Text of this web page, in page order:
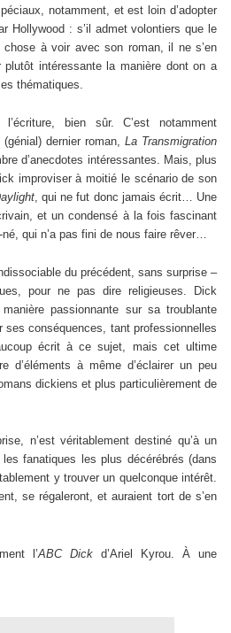
notamment, et est loin d’adopter
Hollywood : s’il admet volontiers que le
chose à voir avec son roman, il ne s’en
intéressante la manière dont on a
thématiques.
bien sûr. C’est notamment
dernier roman, La Transmigration
d’anecdotes intéressantes. Mais, plus
improviser à moitié le scénario de son
, qui ne fut donc jamais écrit… Une
et un condensé à la fois fascinant
né, qui n’a pas fini de nous faire rêver…
du précédent, sans surprise –
pour ne pas dire religieuses. Dick
passionnante sur sa troublante
ses conséquences, tant professionnelles
écrit à ce sujet, mais cet ultime
d’éléments à même d’éclairer un peu
dickiens et plus particulièrement de
n’est véritablement destiné qu’à un
fanatiques les plus décérébrés (dans
y trouver un quelconque intérêt.
se régaleront, et auraient tort de s’en
l’ABC Dick d’Ariel Kyrou. À une